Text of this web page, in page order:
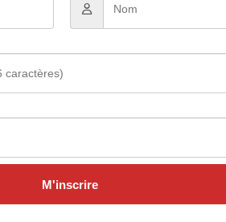
M'inscrire